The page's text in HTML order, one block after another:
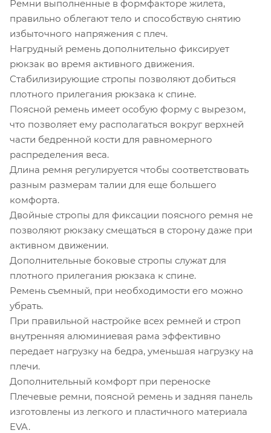
Ремни выполненные в формфакторе жилета,
правильно облегают тело и способствую снятию
избыточного напряжения с плеч.
Нагрудный ремень дополнительно фиксирует
рюкзак во время активного движения.
Стабилизирующие стропы позволяют добиться
плотного прилегания рюкзака к спине.
Поясной ремень имеет особую форму с вырезом,
что позволяет ему располагаться вокруг верхней
части бедренной кости для равномерного
распределения веса.
Длина ремня регулируется чтобы соответствовать
разным размерам талии для еще большего
комфорта.
Двойные стропы для фиксации поясного ремня не
позволяют рюкзаку смещаться в сторону даже при
активном движении.
Дополнительные боковые стропы служат для
плотного прилегания рюкзака к спине.
Ремень съемный, при необходимости его можно
убрать.
При правильной настройке всех ремней и строп
внутренняя алюминиевая рама эффективно
передает нагрузку на бедра, уменьшая нагрузку на
плечи.
Дополнительный комфорт при переноске
Плечевые ремни, поясной ремень и задняя панель
изготовлены из легкого и пластичного материала
EVA.